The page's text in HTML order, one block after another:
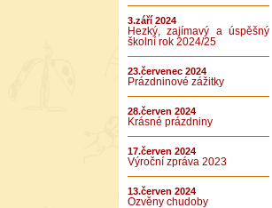
3.září 2024
Hezký, zajímavý a úspěšný
školní rok 2024/25
23.červenec 2024
Prázdninové zážitky
28.červen 2024
Krásné prázdniny
17.červen 2024
Výroční zpráva 2023
13.červen 2024
Ozvěny chudoby